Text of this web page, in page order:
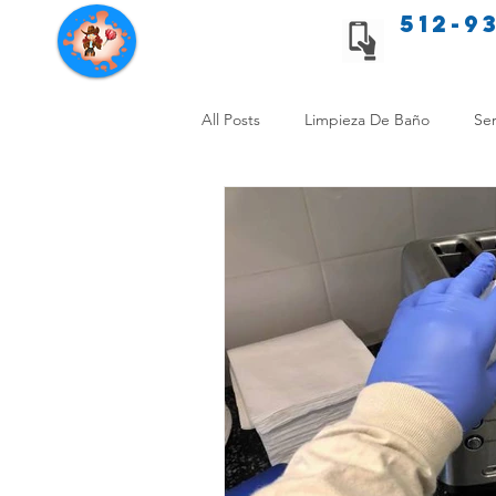
Servicios de limpieza de Texas 512-
All Posts Limpieza De Baño
Limpieza Sin Alergias
Comparación Limpieza Hogar
Organiza tu Hogar Limpieza